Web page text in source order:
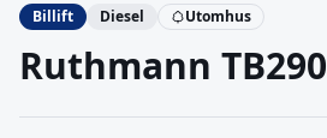
Billift Diesel Utomhus
Ruthmann TB290